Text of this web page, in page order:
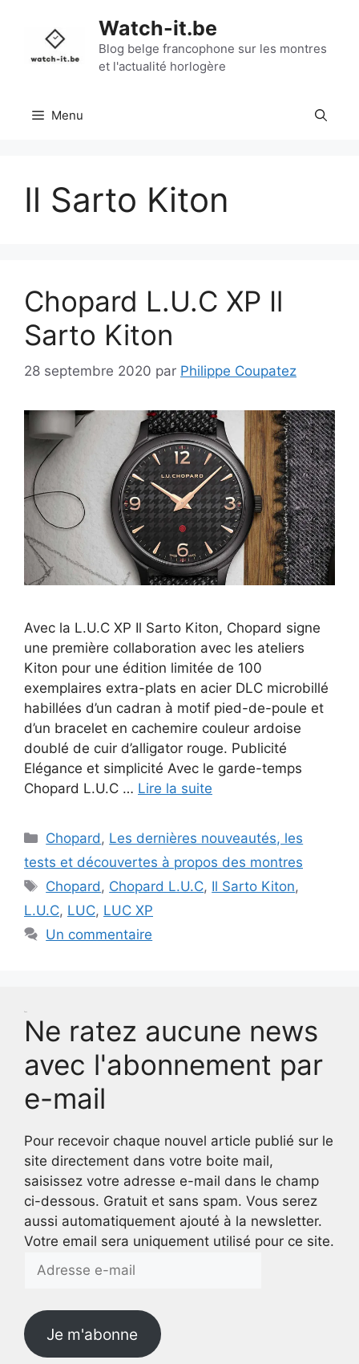
contenu
Watch-it.be
Blog belge francophone sur les montres
et l'actualité horlogère
Menu
Il Sarto Kiton
Chopard L.U.C XP Il
Sarto Kiton
28 septembre 2020 par Philippe Coupatez
Avec la L.U.C XP Il Sarto Kiton, Chopard signe
une première collaboration avec les ateliers
Kiton pour une édition limitée de 100
exemplaires extra-plats en acier DLC microbillé
habillées d’un cadran à motif pied-de-poule et
d’un bracelet en cachemire couleur ardoise
doublé de cuir d’alligator rouge. Publicité
Elégance et simplicité Avec le garde-temps
Chopard L.U.C … Lire la suite
Catégories
Chopard , Les dernières nouveautés, les
tests et découvertes à propos des montres
Étiquettes
Chopard , Chopard L.U.C, Il Sarto Kiton,
L.U.C, LUC, LUC XP
Un commentaire
Ne ratez aucune news
avec l'abonnement par
e-mail
Pour recevoir chaque nouvel article publié sur le
site directement dans votre boite mail,
saisissez votre adresse e-mail dans le champ
ci-dessous. Gratuit et sans spam. Vous serez
aussi automatiquement ajouté à la newsletter.
Votre email sera uniquement utilisé pour ce site.
Adresse
Je m'abonne